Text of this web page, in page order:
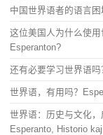
中国世界语者的语言
这位美国人为什么使
Esperanton?
还有必要学习世界语吗
世界语，有用吗？
世界语：历史与文化
Esperanto, Historio